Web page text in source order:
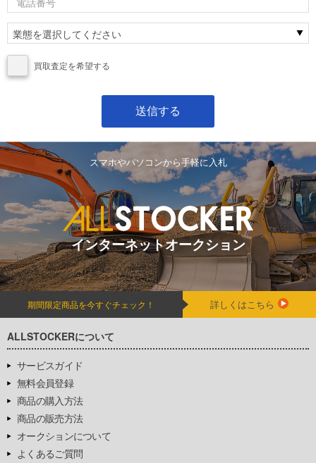
買取査定を希望する
スマホやパソコンから手軽に入札
インターネットオークション
期間限定商品を今すぐチェック！ 詳しくはこちら
ALLSTOCKERについて
サービスガイド
無料会員登録
商品の購入方法
商品の販売方法
オークションについて
よくあるご質問